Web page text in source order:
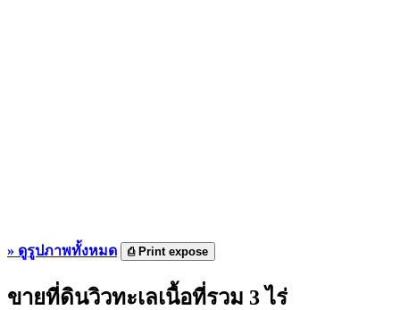
» ดูรูปภาพทั้งหมด ⎙Print expose
ขายที่ดินวิวทะเลเนื้อที่รวม 3 ไร่